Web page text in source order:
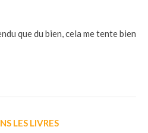
que du bien, cela me tente bien
LES LIVRES